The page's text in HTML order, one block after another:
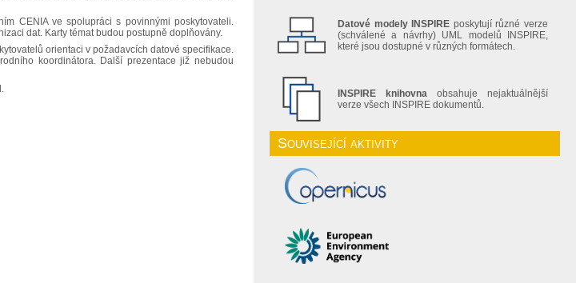
CENIA ve spolupráci s povinnými poskytovateli.
dat. Karty témat budou postupně doplňovány.
orientaci v požadavcích datové specifikace.
koordinátora. Další prezentace již nebudou
Datové modely INSPIRE poskytují různé verze
(schválené a návrhy) UML modelů INSPIRE,
které jsou dostupné v různých formátech.
INSPIRE knihovna obsahuje nejaktuálnější
verze všech INSPIRE dokumentů.
Související aktivity